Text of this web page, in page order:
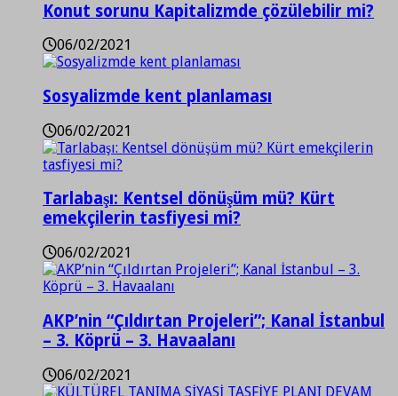
Konut sorunu Kapitalizmde çözülebilir mi?
06/02/2021
Sosyalizmde kent planlaması
06/02/2021
Tarlabaşı: Kentsel dönüşüm mü? Kürt
emekçilerin tasfiyesi mi?
06/02/2021
AKP’nin “Çıldırtan Projeleri”; Kanal İstanbul
– 3. Köprü – 3. Havaalanı
06/02/2021